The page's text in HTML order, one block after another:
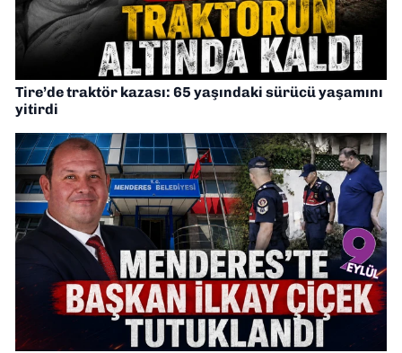
Tire’de traktör kazası: 65 yaşındaki sürücü yaşamını
yitirdi